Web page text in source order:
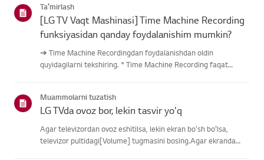
Taʼmirlash
[LG TV Vaqt Mashinasi] Time Machine Recording
funksiyasidan qanday foydalanishim mumkin?
➔ Time Machine Recordingdan foydalanishdan oldin
quyidagilarni tekshiring. * Time Machine Recording faqat
qurilmalariga ulangan ...
Muammolarni tuzatish
LG TVda ovoz bor, lekin tasvir yo'q
Agar televizordan ovoz eshitilsa, lekin ekran bo'sh bo'lsa,
televizor pultidagi[Volume] tugmasini bosing.Agar ekranda